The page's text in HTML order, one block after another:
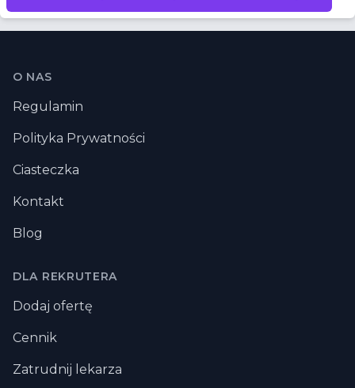
Stopka
O NAS
Regulamin
Polityka Prywatności
Ciasteczka
Kontakt
Blog
DLA REKRUTERA
Dodaj ofertę
Cennik
Zatrudnij lekarza